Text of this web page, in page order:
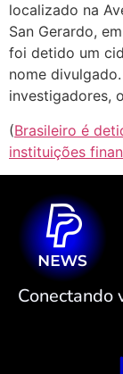
localizado na
San Gerardo,
foi detido um
nome
investigadores,
(Brasileiro é
instituições
Conectando